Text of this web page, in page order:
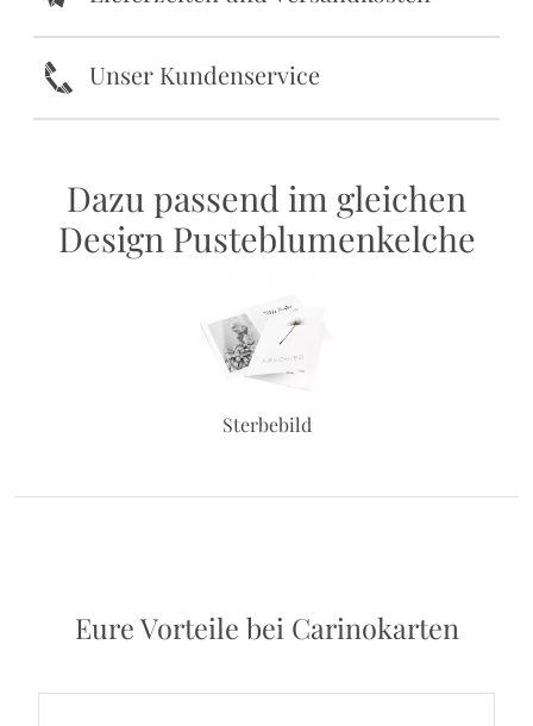
k Unser Kundenservice
Dazu passend im gleichen
Design Pusteblumenkelche
Sterbebild
Eure Vorteile bei Carinokarten